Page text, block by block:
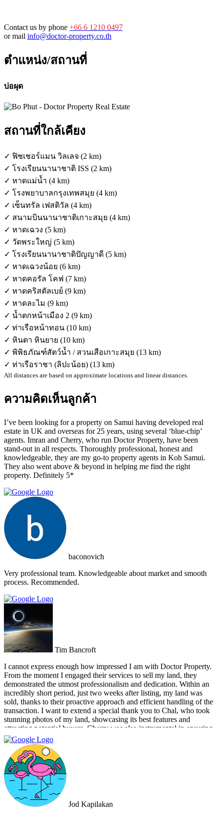
Contact us by phone +66 6 1210 0497
or mail info@doctor-property.co.th
ตำแหน่ง/สถานที่
บ่อผุด
สถานที่ใกล้เคียง
✓ ฟิชเชอร์แมน วิลเลจ (2 km)
✓ โรงเรียนนานาชาติ ISS (2 km)
✓ หาดแม่น้ำ (4 km)
✓ โรงพยาบาลกรุงเทพสมุย (4 km)
✓ เซ็นทรัล เฟสติวัล (4 km)
✓ สนามบินนานาชาติเกาะสมุย (4 km)
✓ หาดเฉวง (5 km)
✓ วัดพระใหญ่ (5 km)
✓ โรงเรียนนานาชาติปัญญาดี (5 km)
✓ หาดเฉวงน้อย (6 km)
✓ หาดคอรัล โคฟ (7 km)
✓ หาดคริสตัลเบย์ (9 km)
✓ หาดละไม (9 km)
✓ น้ำตกหน้าเมือง 2 (9 km)
✓ ท่าเรือหน้าทอน (10 km)
✓ หินตา หินยาย (10 km)
✓ พิพิธภัณฑ์สัตว์น้ำ / สวนเสือเกาะสมุย (13 km)
✓ ท่าเรือราชา (ลิปะน้อย) (13 km)
All distances are based on approximate locations and linear distances.
ความคิดเห็นลูกค้า
I’ve been looking for a property on Samui having developed real
estate in UK and overseas for 25 years, using several ‘blue-chip’
agents. Imran and Cherry, who run Doctor Property, have been
stand-out in all respects. Thoroughly professional, honest and
knowledgeable, they are my go-to property agents in Koh Samui.
They also went above & beyond in helping me find the right
property. Definitely 5*
baconovich
Very professional team. Knowledgeable about market and smooth
process. Recommended.
Tim Bancroft
I cannot express enough how impressed I am with Doctor Property.
From the moment I engaged their services to sell my land, they
demonstrated the utmost professionalism and dedication. Within an
incredibly short period, just two weeks after listing, my land was
sold, thanks to their proactive approach and efficient handling of the
transaction. I want to extend a special thank you to Chal, who took
stunning photos of my land, showcasing its best features and
attracting potential buyers. Cherry was also instrumental in ensuring
that the deal went through smoothly, providing invaluable support
and guidance every step of the way. What sets Doctor Property Real
Estate apart is their commitment to honesty and transparency.
Throughout the entire process, I felt well-informed and confident in
their abilities. Their team's attention to detail and personalized
approach made the selling experience stress-free and enjoyable. I
highly recommend Doctor Property Real Estate to anyone looking
for a real estate agency that goes above and beyond to deliver
outstanding results. Their professionalism, expertise, and exceptional
Jod Kapilakan